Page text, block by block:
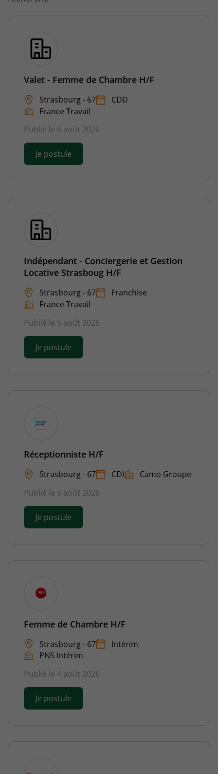
Valet - Femme de Chambre H/F
Strasbourg - 67
CDD
France Travail
Publié le 6 août 2026
Je postule
Indépendant - Conciergerie et Gestion
Locative Strasboug H/F
Strasbourg - 67
Franchise
France Travail
Publié le 5 août 2026
Je postule
Réceptionniste H/F
Strasbourg - 67 CDI
Camo Groupe
Publié le 5 août 2026
Je postule
Femme de Chambre H/F
Strasbourg - 67
Intérim
PNS Intérim
Publié le 4 août 2026
Je postule